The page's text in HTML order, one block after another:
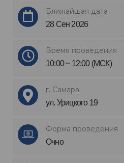
Ближайшая дата
28 Сен 2026
Время проведения
10:00 ~ 12:00 (МСК)
г. Самара
ул. Урицкого 19
Форма проведения
Очно